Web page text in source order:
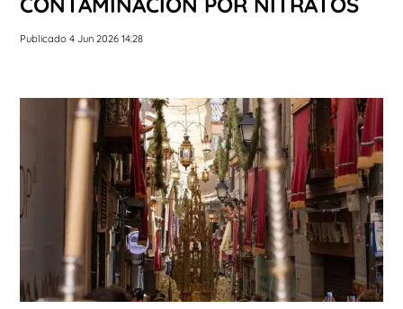
Publicado 4 Jun 2026 14:28